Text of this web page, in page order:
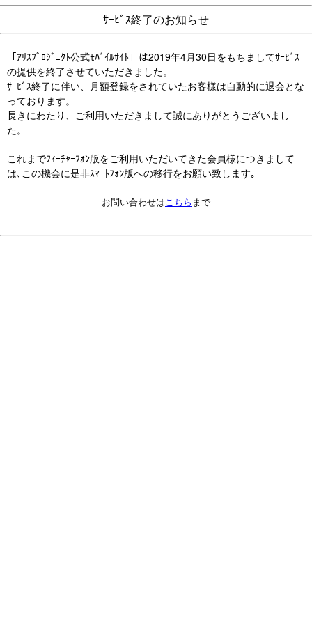
ｻｰﾋﾞｽ終了のお知らせ
「ｱﾘｽﾌﾟﾛｼﾞｪｸﾄ公式ﾓﾊﾞｲﾙｻｲﾄ」は2019年4月30日をもちましてｻｰﾋﾞｽ
の提供を終了させていただきました。
ｻｰﾋﾞｽ終了に伴い、月額登録をされていたお客様は自動的に退会とな
っております。
長きにわたり、ご利用いただきまして誠にありがとうございまし
た。
これまでﾌｨｰﾁｬｰﾌｫﾝ版をご利用いただいてきた会員様につきまして
は､この機会に是非ｽﾏｰﾄﾌｫﾝ版への移行をお願い致します｡
お問い合わせはこちら まで